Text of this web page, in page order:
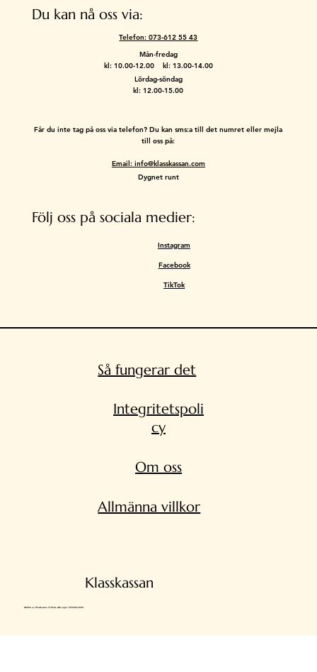
Klasskassan
©2026 av Klasskassan (Trifecta AB) orgnr. 559448-9204
Du kan nå oss via:
Telefon: 073-612 55 43
Mån-fredag
kl: 10.00-12.00 kl: 13.00-14.00
Lördag-söndag
kl: 12.00-15.00
Får du inte tag på oss via telefon? Du kan sms:a till det numret eller mejla
till oss på:
Email: info@klasskassan.com
Dygnet runt
Följ oss på sociala medier:
Instagram
Facebook
TikTok
Så fungerar det
Integritetspoli
cy
Om oss
Allmänna villkor